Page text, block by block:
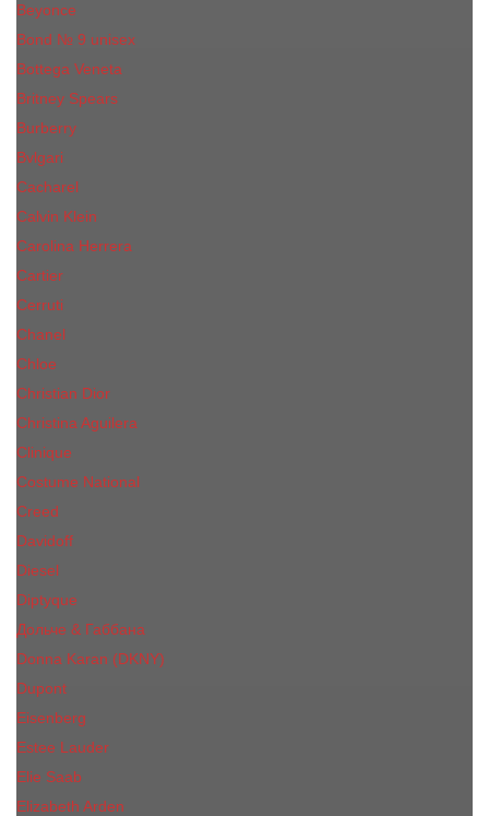
Beyonce
Bond № 9 unisex
Bottega Veneta
Britney Spears
Burberry
Bvlgari
Cacharel
Calvin Klein
Carolina Herrera
Cartier
Cerruti
Сhanеl
Chloe
Christian Dior
Christina Aguilera
Сliniquе
Costume National
Creed
Davidoff
Diesel
Diptyque
Дольче & Габбана
Donna Karan (DKNY)
Dupont
Eisenberg
Еsteе Lаudеr
Elie Saab
Elizabeth Arden